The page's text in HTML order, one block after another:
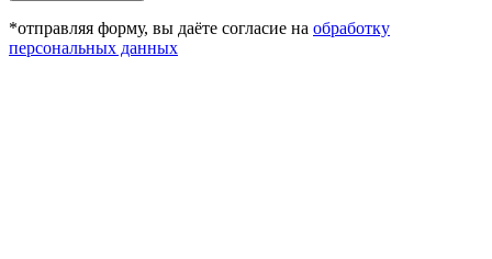
*отправляя форму, вы даёте согласие на обработку
персональных данных